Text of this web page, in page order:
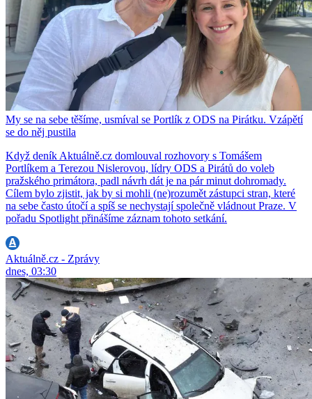
My se na sebe těšíme, usmíval se Portlík z ODS na Pirátku. Vzápětí
se do něj pustila
Když deník Aktuálně.cz domlouval rozhovory s Tomášem
Portlíkem a Terezou Nislerovou, lídry ODS a Pirátů do voleb
pražského primátora, padl návrh dát je na pár minut dohromady.
Cílem bylo zjistit, jak by si mohli (ne)rozumět zástupci stran, které
na sebe často útočí a spíš se nechystají společně vládnout Praze. V
pořadu Spotlight přinášíme záznam tohoto setkání.
Aktuálně.cz - Zprávy
dnes, 03:30